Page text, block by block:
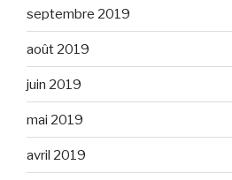
septembre 2019
août 2019
juin 2019
mai 2019
avril 2019